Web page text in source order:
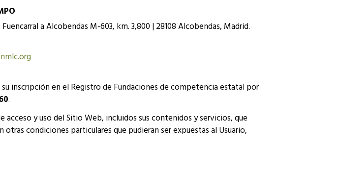
a Alcobendas M-603, km. 3,800 | 28108 Alcobendas, Madrid.
inscripción en el Registro de Fundaciones de competencia estatal por
.
y uso del Sitio Web, incluidos sus contenidos y servicios, que
condiciones particulares que pudieran ser expuestas al Usuario,